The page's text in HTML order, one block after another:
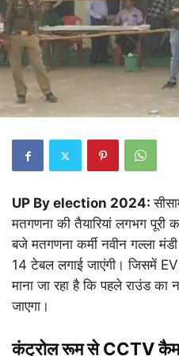
UP By election 2024:
मतगणना की तैयारियां लगभग पूरी
बजे मतगणना कर्मी नवीन गल्ला
14 टेबल लगाई जाएंगी। जिसमें
माना जा रहा है कि पहले राउंड
जाएगा।
कंट्रोल रूम से CCTV